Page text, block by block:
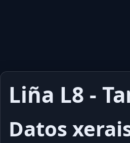
Liña L8 -
Datos